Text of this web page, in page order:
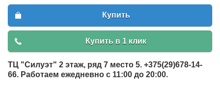
Купить
Купить в 1 клик
ТЦ "Силуэт" 2 этаж, ряд 7 место 5. +375(29)678-14-
66. Работаем ежедневно с 11:00 до 20:00.